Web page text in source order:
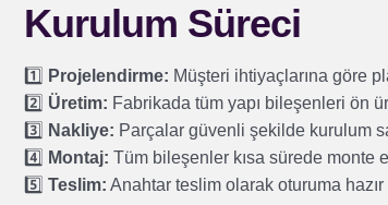
Kurulum Süreci
1️⃣ Projelendirme: Müşteri ihtiyaçlarına göre
2️⃣ Üretim: Fabrikada tüm yapı bileşenleri ön
3️⃣ Nakliye: Parçalar güvenli şekilde kurulum
4️⃣ Montaj: Tüm bileşenler kısa sürede monte
5️⃣ Teslim: Anahtar teslim olarak oturuma